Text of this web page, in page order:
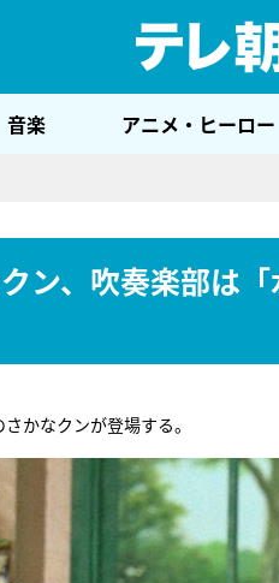
音楽 アニメ・ヒーロー
ン、吹奏楽部は
かなクンが登場する。